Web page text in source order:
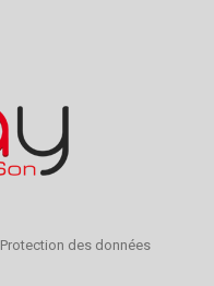
Protection des données